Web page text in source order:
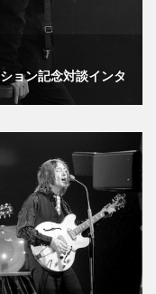
ョン記念対談インタ